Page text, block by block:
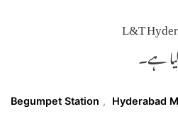
ہے۔
Begumpet Station , Hyderabad